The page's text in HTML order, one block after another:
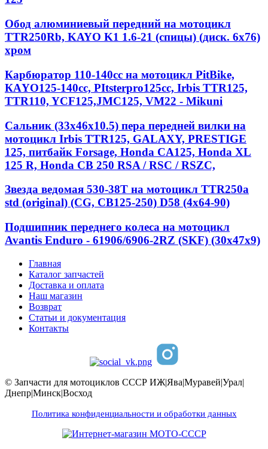
Обод алюминиевый передний на мотоцикл
TTR250Rb, KAYO K1 1.6-21 (спицы) (диск. 6x76)
хром
Карбюратор 110-140cc на мотоцикл PitBike,
КАYО125-140сс, РItstеrрrо125сс, Irbis TTR125,
TTR110, YCF125,JMC125, VM22 - Mikuni
Сальник (33х46х10.5) пера передней вилки на
мотоцикл Irbis TTR125, GALAXY, PRESTIGE
125, питбайк Forsage, Honda CA125, Honda XL
125 R, Honda CB 250 RSA / RSC / RSZC,
Звезда ведомая 530-38T на мотоцикл TTR250a
std (original) (CG, CB125-250) D58 (4x64-90)
Подшипник переднего колеса на мотоцикл
Avantis Enduro - 61906/6906-2RZ (SKF) (30x47x9)
Главная
Каталог запчастей
Доставка и оплата
Наш магазин
Возврат
Статьи и документация
Контакты
© Запчасти для мотоциклов СССР ИЖ|Ява|Муравей|Урал|
Днепр|Минск|Восход
Политика конфиденциальности и обработки данных